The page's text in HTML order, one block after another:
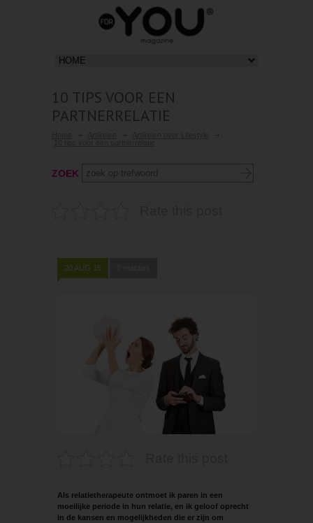
10 TIPS VOOR EEN
PARTNERRELATIE
ZOEK
20 AUG 15
Als relatietherapeute ontmoet ik paren in een
moeilijke periode in hun relatie, en ik geloof oprecht
in de kansen en mogelijkheden die er zijn om